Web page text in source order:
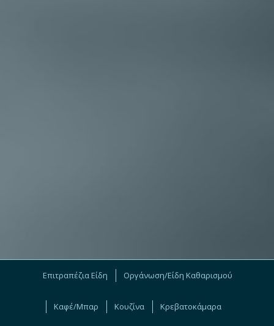
Επιτραπέζια Είδη Οργάνωση/Είδη Καθαρισμού
Καφέ/Μπαρ Κουζίνα Κρεβατοκάμαρα